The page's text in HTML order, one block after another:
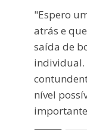
"Espero
atrás e
saída de
individual.
nível